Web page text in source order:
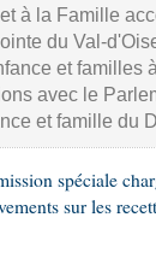
à la Famille
du Val-
et familles
avec le
et famille du
spéciale
sur les